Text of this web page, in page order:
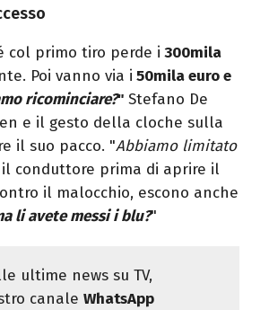
col primo tiro perde i 300mila
Poi vanno via i 50mila euro e
ricominciare?" Stefano De
e il gesto della cloche sulla
il suo pacco. "Abbiamo limitato
conduttore prima di aprire il
il malocchio, escono anche
li avete messi i blu?"
ultime news su TV,
canaleWhatsApp